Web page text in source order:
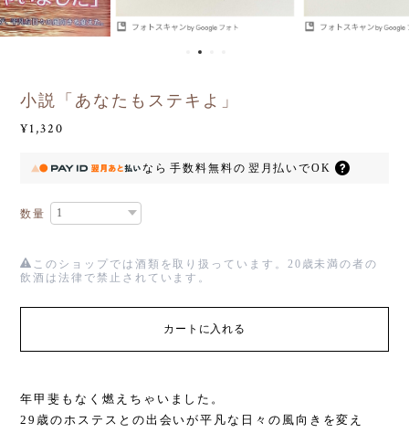
小説「あなたもステキよ」
¥1,320
なら 手数料無料の 翌月払いでOK
数量
このショップでは酒類を取り扱っています。20歳未満の者の
飲酒は法律で禁止されています。
カートに入れる
年甲斐もなく燃えちゃいました。
29歳のホステスとの出会いが平凡な日々の風向きを変え